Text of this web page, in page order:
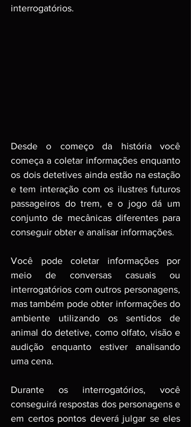
interrogatórios.
Desde o começo da história você
começa a coletar informações enquanto
os dois detetives ainda estão na estação
e tem interação com os ilustres futuros
passageiros do trem, e o jogo dá um
conjunto de mecânicas diferentes para
conseguir obter e analisar informações.
Você pode coletar informações por
meio de conversas casuais ou
interrogatórios com outros personagens,
mas também pode obter informações do
ambiente utilizando os sentidos de
animal do detetive, como olfato, visão e
audição enquanto estiver analisando
uma cena.
Durante os interrogatórios, você
conseguirá respostas dos personagens e
em certos pontos deverá julgar se eles